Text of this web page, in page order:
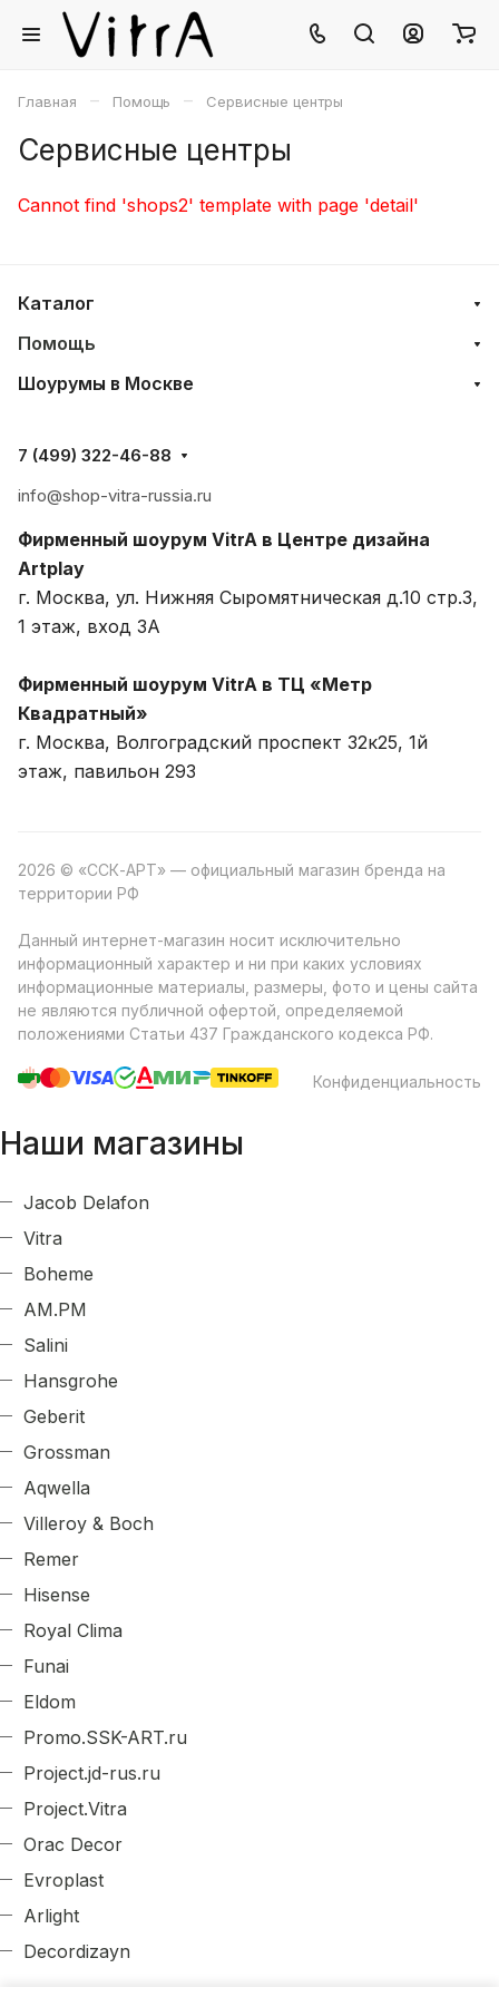
Главная – Помощь – Сервисные центры
Сервисные центры
Cannot find 'shops2' template with page 'detail'
Каталог
Помощь
Шоурумы в Москве
7 (499) 322-46-88
info@shop-vitra-russia.ru
Фирменный шоурум VitrA в Центре дизайна
Artplay
г. Москва, ул. Нижняя Сыромятническая д.10 стр.3,
1 этаж, вход 3A
Фирменный шоурум VitrA в ТЦ «Метр
Квадратный»
г. Москва, Волгоградский проспект 32к25, 1й
этаж, павильон 293
2026 © «ССК-АРТ» — официальный магазин бренда на
территории РФ
Данный интернет-магазин носит исключительно
информационный характер и ни при каких условиях
информационные материалы, размеры, фото и цены сайта
не являются публичной офертой, определяемой
положениями Статьи 437 Гражданского кодекса РФ.
Конфиденциальность
Наши магазины
Jacob Delafon
Vitra
Boheme
AM.PM
Salini
Hansgrohe
Geberit
Grossman
Aqwella
Villeroy & Boch
Remer
Hisense
Royal Clima
Funai
Eldom
Promo.SSK-ART.ru
Project.jd-rus.ru
Project.Vitra
Orac Decor
Evroplast
Arlight
Decordizayn